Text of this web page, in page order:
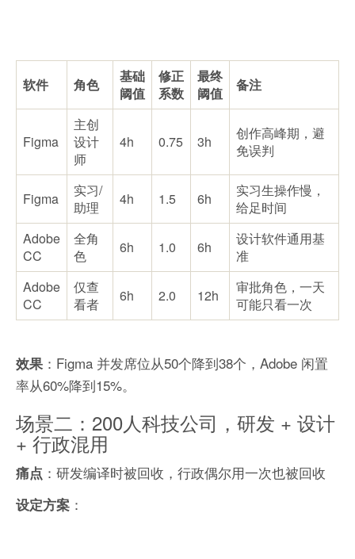
软件 角色
基础
阈值
修正
系数
最终
阈值
备注
Figma
主创
设计
师
4h 0.75 3h
创作高峰期，避
免误判
Figma
实习/
助理
4h 1.5 6h
实习生操作慢，
给足时间
Adobe
CC
全角
色
6h 1.0 6h
设计软件通用基
准
Adobe
CC
仅查
看者
6h 2.0 12h
审批角色，一天
可能只看一次
效果 ：Figma 并发席位从50个降到38个，Adobe 闲置
率从60%降到15%。
场景二：200人科技公司，研发 + 设计
+ 行政混用
痛点 ：研发编译时被回收，行政偶尔用一次也被回收
设定方案 ：